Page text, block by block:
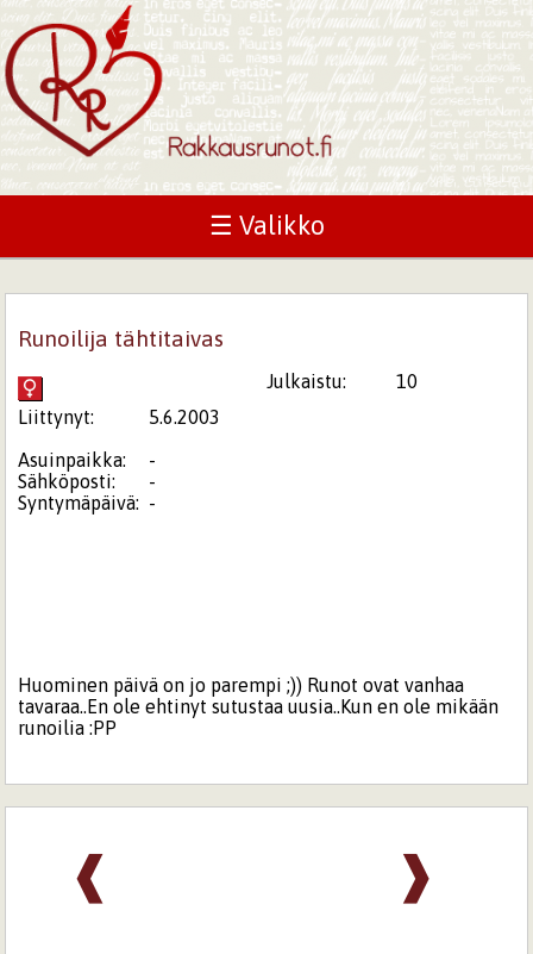
☰ Valikko
Runoilija tähtitaivas
Julkaistu:
10
Liittynyt:
5.6.2003
Asuinpaikka:
-
Sähköposti:
-
Syntymäpäivä: -
Huominen päivä on jo parempi ;)) Runot ovat vanhaa
tavaraa..En ole ehtinyt sutustaa uusia..Kun en ole mikään
runoilia :PP
❱
❰